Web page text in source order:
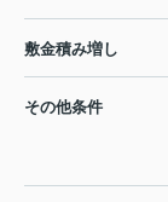
敷金積み増し
その他条件